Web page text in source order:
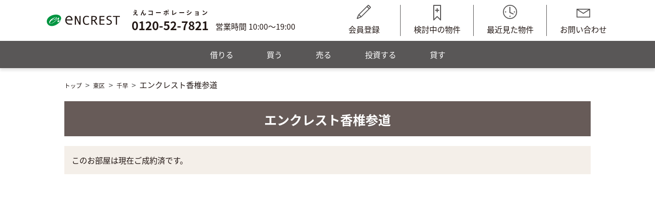
0120-52-7821
えんコーポレーション
営業時間 10:00～19:00 会員登録 検討中の物件 最近見た物件 お問い合わせ
借りる 買う 売る 投資する 貸す
トップ 東区 千早 エンクレスト香椎参道
エンクレスト香椎参道
このお部屋は現在ご成約済です。